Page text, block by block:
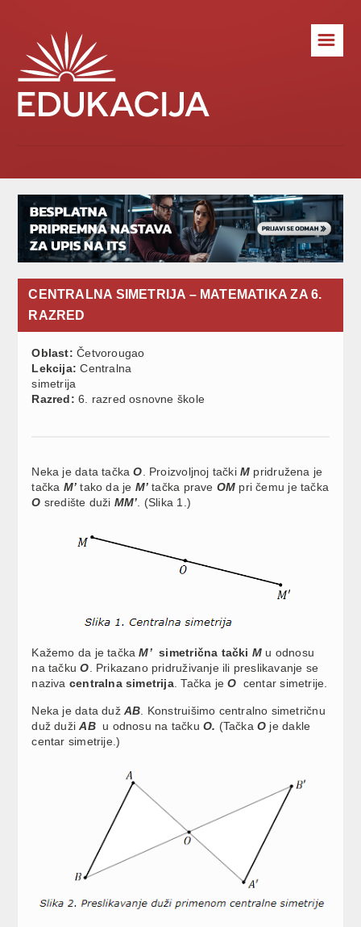
☰
CENTRALNA SIMETRIJA – MATEMATIKA ZA 6.
RAZRED
Oblast: Četvorougao
Lekcija: Centralna
simetrija
Razred: 6. razred osnovne škole
Neka je data tačkaO . Proizvoljnoj tačkiM pridružena je
tačka M’ tako da je M’ tačka prave OM pri čemu je tačka
O središte duži MM’ . (Slika 1.)
Kažemo da je tačkaM’ simetrična tački M u odnosu
na tačkuO . Prikazano pridruživanje ili preslikavanje se
naziva centralna simetrija. Tačka jeO centar simetrije.
Neka je data duž AB . Konstruišimo centralno simetričnu
duž dužiAB u odnosu na tačku O. (TačkaO je dakle
centar simetrije.)